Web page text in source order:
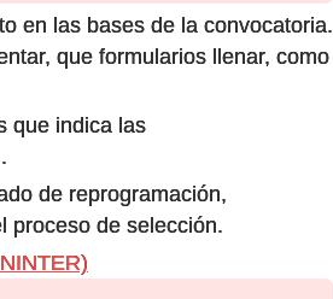
en las bases de la convocatoria.
que formularios llenar, como
que indica las
de reprogramación,
proceso de selección.